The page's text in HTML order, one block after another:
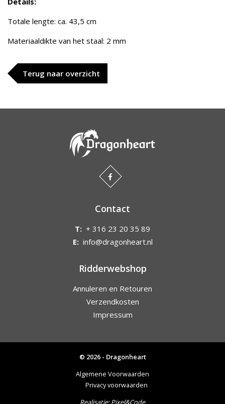
Totale lengte: ca. 43,5 cm
Materiaaldikte van het staal: 2 mm
Terug naar overzicht
Contact
T: + 316 23 20 35 89
E: info@dragonheart.nl
Ridderwebshop
Annuleren en Retouren
Verzendkosten
Impressum
© 2026 - Dragonheart
Algemene Voorwaarden
Privacy voorwaarden
Realisatie:Pixel&Code